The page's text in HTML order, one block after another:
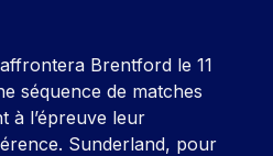
Brentford le 11
séquence de matches
à l’épreuve leur
Sunderland, pour